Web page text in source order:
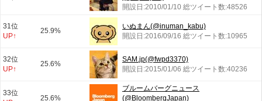
開設日:2010/01/10 総ツイート数:48526
31位
UP↑
25.9%
いぬまん(@inuman_kabu)
開設日:2016/09/16 総ツイート数:10965
32位
UP↑
25.6%
SAM.jp(@fwpd3370)
開設日:2015/01/06 総ツイート数:40236
33位
25.6%
ブルームバーグニュース
(@BloombergJapan)